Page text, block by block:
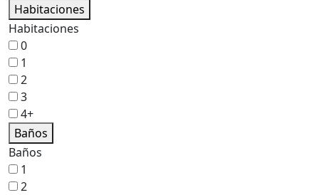
Habitaciones
Habitaciones
0
1
2
3
4+
Baños
Baños
1
2